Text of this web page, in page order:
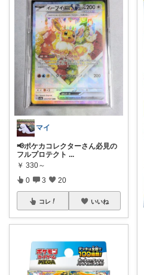
マイ
📢ポケカコレクターさん必見の
フルプロテクト ...
￥ 330～
0 3 20
コレ いいね